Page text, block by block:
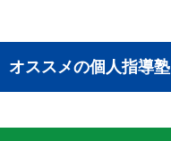
オススメの個人指導塾